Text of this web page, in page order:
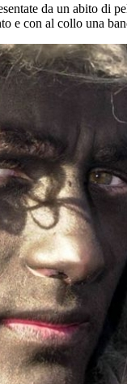
da un abito di
e con al collo una